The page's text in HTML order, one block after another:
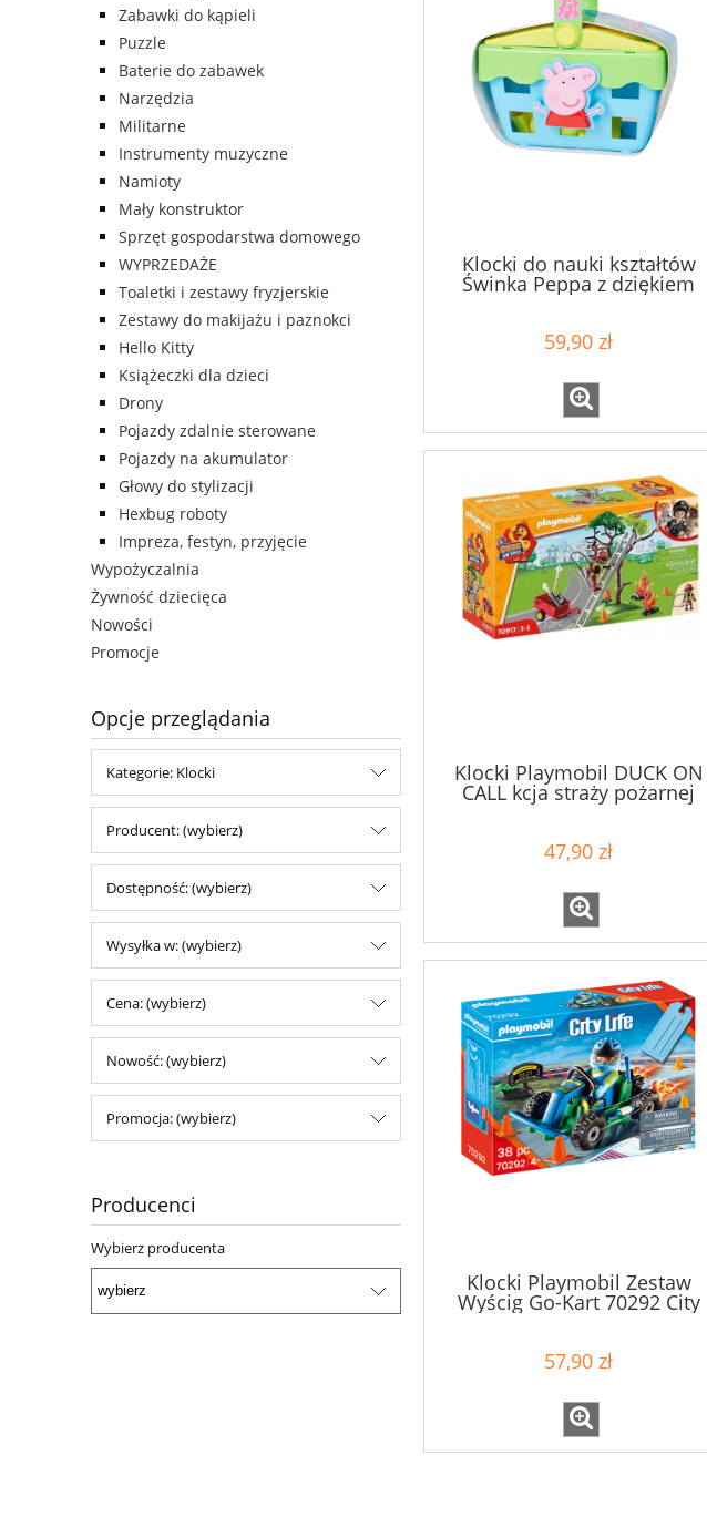
Zabawki do kąpieli
Puzzle
Baterie do zabawek
Narzędzia
Militarne
Instrumenty muzyczne
Namioty
Mały konstruktor
Sprzęt gospodarstwa domowego
WYPRZEDAŻE
Toaletki i zestawy fryzjerskie
Zestawy do makijażu i paznokci
Hello Kitty
Książeczki dla dzieci
Drony
Pojazdy zdalnie sterowane
Pojazdy na akumulator
Głowy do stylizacji
Hexbug roboty
Impreza, festyn, przyjęcie
Wypożyczalnia
Żywność dziecięca
Nowości
Promocje
Opcje przeglądania
Kategorie: Klocki
Producent: (wybierz)
Dostępność: (wybierz)
Wysyłka w: (wybierz)
Cena: (wybierz)
Nowość: (wybierz)
Promocja: (wybierz)
Producenci
Wybierz producenta
Klocki do nauki kształtów
Świnka Peppa z dziękiem
59,90 zł
Klocki Playmobil DUCK ON
CALL kcja straży pożarnej
70917
47,90 zł
Klocki Playmobil Zestaw
Wyścig Go-Kart 70292 City
57,90 zł